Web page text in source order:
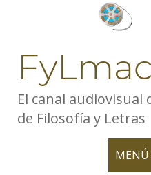
El canal audiovisual
de Filosofía y Letras
MENÚ